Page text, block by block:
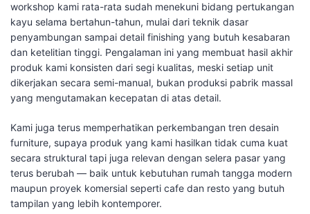
workshop kami rata-rata sudah menekuni bidang pertukangan
kayu selama bertahun-tahun, mulai dari teknik dasar
penyambungan sampai detail finishing yang butuh kesabaran
dan ketelitian tinggi. Pengalaman ini yang membuat hasil akhir
produk kami konsisten dari segi kualitas, meski setiap unit
dikerjakan secara semi-manual, bukan produksi pabrik massal
yang mengutamakan kecepatan di atas detail.
Kami juga terus memperhatikan perkembangan tren desain
furniture, supaya produk yang kami hasilkan tidak cuma kuat
secara struktural tapi juga relevan dengan selera pasar yang
terus berubah — baik untuk kebutuhan rumah tangga modern
maupun proyek komersial seperti cafe dan resto yang butuh
tampilan yang lebih kontemporer.